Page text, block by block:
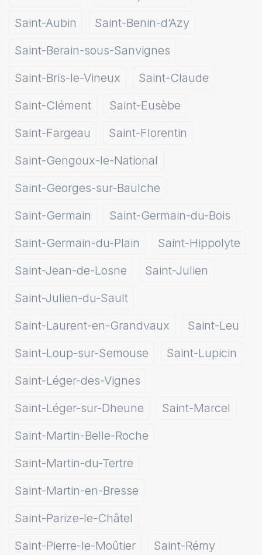
Saint-Aubin
Saint-Benin-d’Azy
Saint-Berain-sous-Sanvignes
Saint-Bris-le-Vineux
Saint-Claude
Saint-Clément
Saint-Eusèbe
Saint-Fargeau
Saint-Florentin
Saint-Gengoux-le-National
Saint-Georges-sur-Baulche
Saint-Germain
Saint-Germain-du-Bois
Saint-Germain-du-Plain
Saint-Hippolyte
Saint-Jean-de-Losne
Saint-Julien
Saint-Julien-du-Sault
Saint-Laurent-en-Grandvaux
Saint-Leu
Saint-Loup-sur-Semouse
Saint-Lupicin
Saint-Léger-des-Vignes
Saint-Léger-sur-Dheune
Saint-Marcel
Saint-Martin-Belle-Roche
Saint-Martin-du-Tertre
Saint-Martin-en-Bresse
Saint-Parize-le-Châtel
Saint-Pierre-le-Moûtier
Saint-Rémy